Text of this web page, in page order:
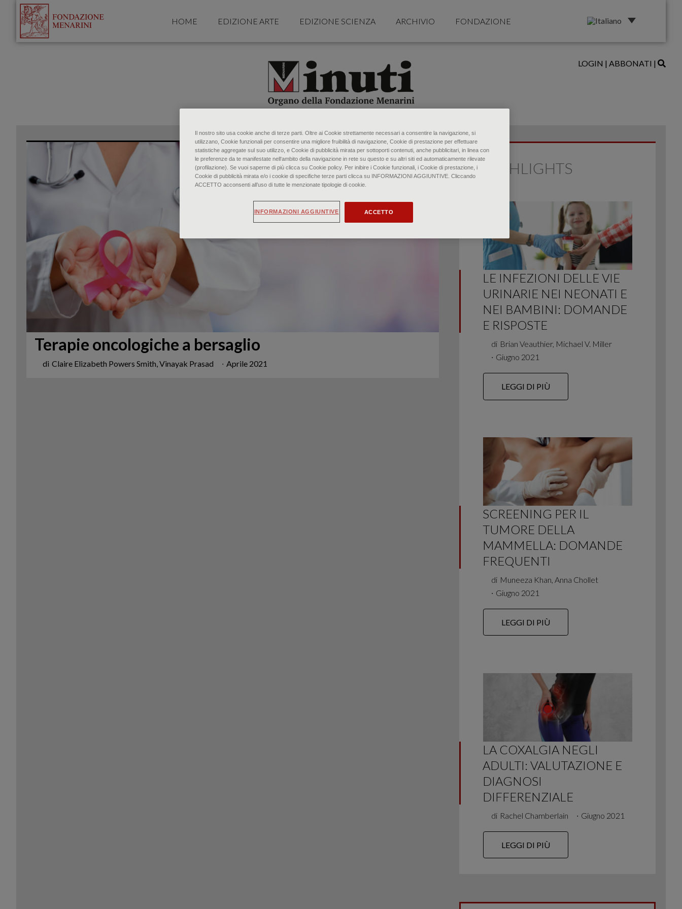
HOME EDIZIONE ARTE EDIZIONE SCIENZA ARCHIVIO FONDAZIONE
LOGIN | ABBONATI |
Terapie oncologiche a bersaglio
di Claire Elizabeth Powers Smith, Vinayak Prasad ∙ Aprile 2021
HIGHLIGHTS
LE INFEZIONI DELLE VIE
URINARIE NEI NEONATI E
NEI BAMBINI: DOMANDE
E RISPOSTE
di Brian Veauthier, Michael V. Miller
∙ Giugno 2021
LEGGI DI PIÙ
SCREENING PER IL
TUMORE DELLA
MAMMELLA: DOMANDE
FREQUENTI
di Muneeza Khan, Anna Chollet
∙ Giugno 2021
LEGGI DI PIÙ
LA COXALGIA NEGLI
ADULTI: VALUTAZIONE E
DIAGNOSI
DIFFERENZIALE
di Rachel Chamberlain ∙ Giugno 2021
LEGGI DI PIÙ
Il nostro sito usa cookie anche di terze parti. Oltre ai Cookie strettamente necessari a consentire la navigazione, si
utilizzano, Cookie funzionali per consentire una migliore fruibilità di navigazione, Cookie di prestazione per effettuare
statistiche aggregate sul suo utilizzo, e Cookie di pubblicità mirata per sottoporti contenuti, anche pubblicitari, in linea con
le preferenze da te manifestate nell‘ambito della navigazione in rete su questo e su altri siti ed automaticamente rilevate
(profilazione). Se vuoi saperne di più clicca su Cookie policy. Per inibire i Cookie funzionali, i Cookie di prestazione, i
Cookie di pubblicità mirata e/o i cookie di specifiche terze parti clicca su INFORMAZIONI AGGIUNTIVE. Cliccando
ACCETTO acconsenti all’uso di tutte le menzionate tipologie di cookie.
ACCETTO
INFORMAZIONI AGGIUNTIVE